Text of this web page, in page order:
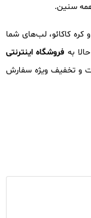
سنین.
کره کاکائو، لب‌های شما
به فروشگاه اینترنتی
و تخفیف ویژه سفارش